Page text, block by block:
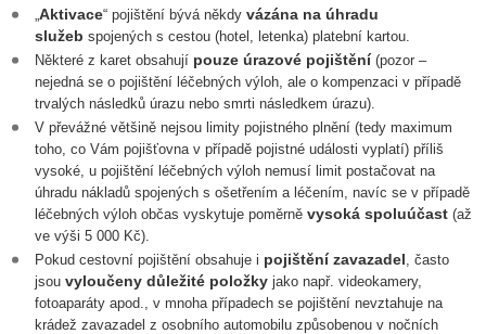
„Aktivace“ pojištění bývá někdy vázána na úhradu
služeb spojených s cestou (hotel, letenka) platební kartou.
Některé z karet obsahují pouze úrazové pojištění (pozor –
nejedná se o pojištění léčebných výloh, ale o kompenzaci v případě
trvalých následků úrazu nebo smrti následkem úrazu).
V převážné většině nejsou limity pojistného plnění (tedy maximum
toho, co Vám pojišťovna v případě pojistné události vyplatí) příliš
vysoké, u pojištění léčebných výloh nemusí limit postačovat na
úhradu nákladů spojených s ošetřením a léčením, navíc se v případě
léčebných výloh občas vyskytuje poměrně vysoká spoluúčast (až
ve výši 5 000 Kč).
Pokud cestovní pojištění obsahuje i pojištění zavazadel, často
jsou vyloučeny důležité položky jako např. videokamery,
fotoaparáty apod., v mnoha případech se pojištění nevztahuje na
krádež zavazadel z osobního automobilu způsobenou v nočních